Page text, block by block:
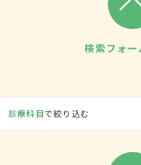
検索フォー
診療科目で絞り込む